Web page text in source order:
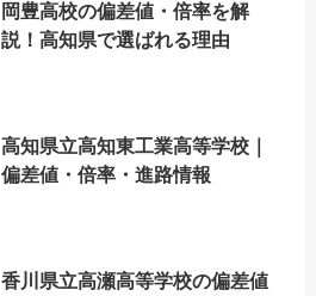
岡豊高校の偏差値・倍率を解
説！高知県で選ばれる理由
高知県立高知東工業高等学校｜
偏差値・倍率・進路情報
香川県立高瀬高等学校の偏差値